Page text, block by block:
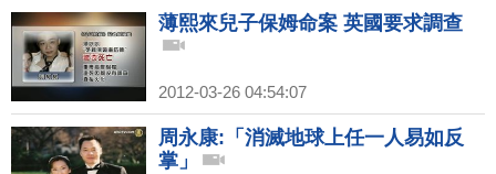
薄熙來兒子保姆命案 英國要求調查
2012-03-26 04:54:07
周永康:「消滅地球上任一人易如反
掌」